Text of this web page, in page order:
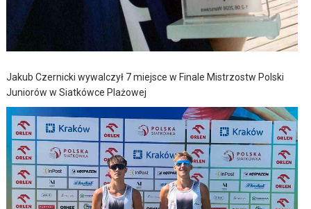
Jakub Czernicki wywalczył 7 miejsce w Finale Mistrzostw Polski
Juniorów w Siatkówce Plażowej